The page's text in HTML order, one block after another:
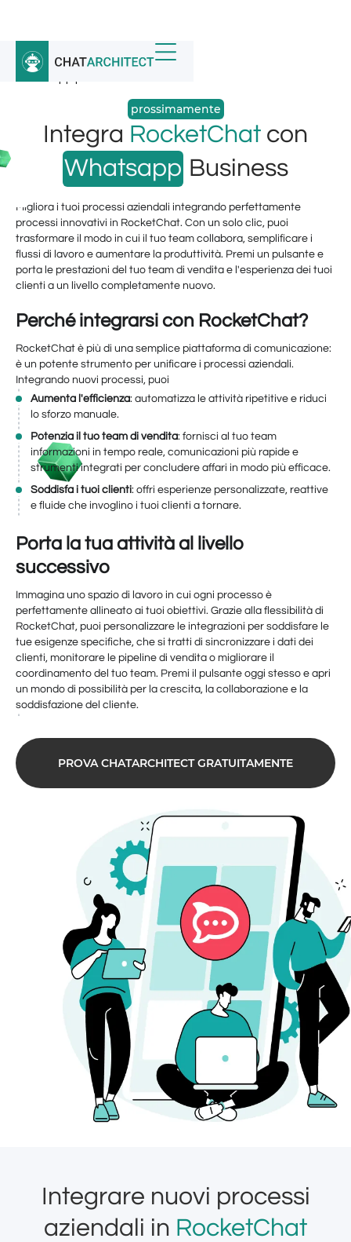
Home / Integrazioni WhatsApp
Whatsapp per RocketChat
prossimamente
Integra RocketChat con
Whatsapp Business
Migliora i tuoi processi aziendali integrando perfettamente
processi innovativi in ​​RocketChat. Con un solo clic, puoi
trasformare il modo in cui il tuo team collabora, semplificare i
flussi di lavoro e aumentare la produttività. Premi un pulsante e
porta le prestazioni del tuo team di vendita e l'esperienza dei tuoi
clienti a un livello completamente nuovo.
Perché integrarsi con RocketChat?
RocketChat è più di una semplice piattaforma di comunicazione:
è un potente strumento per unificare i processi aziendali.
Integrando nuovi processi, puoi
Aumenta l'efficienza: automatizza le attività ripetitive e riduci
lo sforzo manuale.
Potenzia il tuo team di vendita: fornisci al tuo team
informazioni in tempo reale, comunicazioni più rapide e
strumenti integrati per concludere affari in modo più efficace.
Soddisfa i tuoi clienti: offri esperienze personalizzate, reattive
e fluide che invoglino i tuoi clienti a tornare.
Porta la tua attività al livello
successivo
Immagina uno spazio di lavoro in cui ogni processo è
perfettamente allineato ai tuoi obiettivi. Grazie alla flessibilità di
RocketChat, puoi personalizzare le integrazioni per soddisfare le
tue esigenze specifiche, che si tratti di sincronizzare i dati dei
clienti, monitorare le pipeline di vendita o migliorare il
coordinamento del tuo team. Premi il pulsante oggi stesso e apri
un mondo di possibilità per la crescita, la collaborazione e la
soddisfazione del cliente.
PROVA CHATARCHITECT GRATUITAMENTE
Integrare nuovi processi
aziendali in RocketChat